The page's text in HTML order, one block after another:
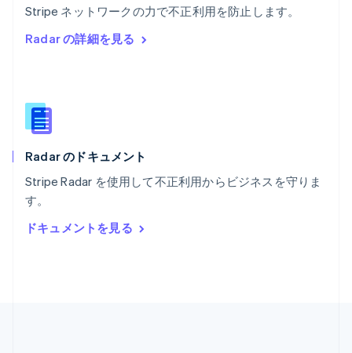
Stripe ネットワークの力で不正利用を防止します。
Radar の詳細を見る
Radar のドキュメント
Stripe Radar を使用して不正利用からビジネスを守りま
す。
ドキュメントを見る
Português English
English
Español
ラトビア
リトアニア
リヒテンシュタイン
ルーマニア
English